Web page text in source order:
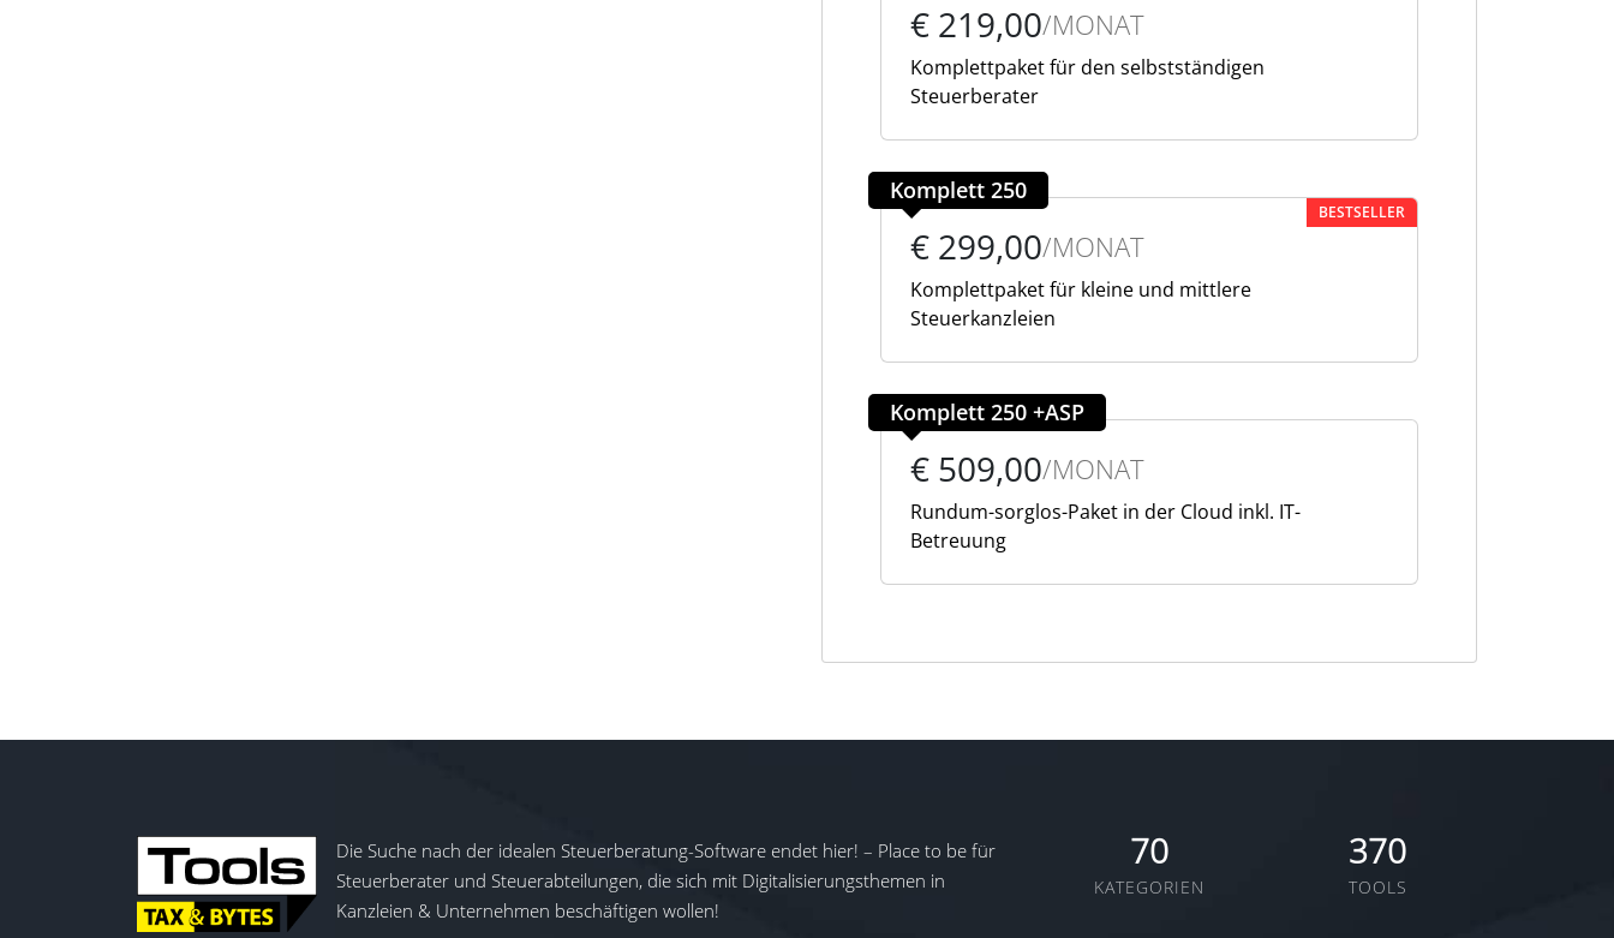
€ 219,00/MONAT
Komplettpaket für den selbstständigen
Steuerberater
Komplett 250
BESTSELLER
€ 299,00/MONAT
Komplettpaket für kleine und mittlere
Steuerkanzleien
Komplett 250 +ASP
€ 509,00/MONAT
Rundum-sorglos-Paket in der Cloud inkl. IT-
Betreuung
Die Suche nach der idealen Steuerberatung-Software endet hier! – Place to be für
Steuerberater und Steuerabteilungen, die sich mit Digitalisierungsthemen in
Kanzleien & Unternehmen beschäftigen wollen!
70
KATEGORIEN
370
TOOLS